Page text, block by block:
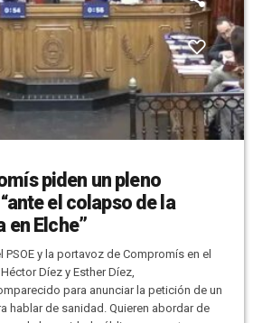
piden un pleno
el colapso de la
en Elche”
y la portavoz de Compromís en el
Díez y Esther Díez,
para anunciar la petición de un
hablar de sanidad. Quieren abordar de